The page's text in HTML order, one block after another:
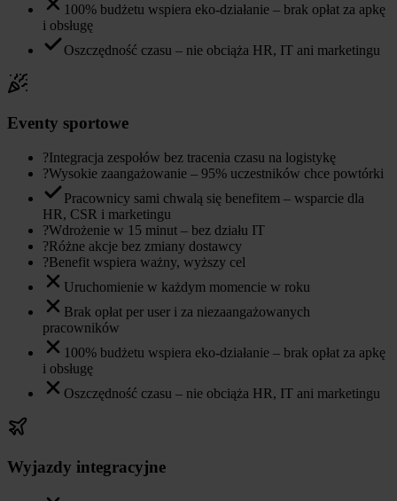
100% budżetu wspiera eko-działanie – brak opłat za apkę
i obsługę
Oszczędność czasu – nie obciąża HR, IT ani marketingu
Eventy sportowe
?Integracja zespołów bez tracenia czasu na logistykę
?Wysokie zaangażowanie – 95% uczestników chce powtórki
Pracownicy sami chwalą się benefitem – wsparcie dla
HR, CSR i marketingu
?Wdrożenie w 15 minut – bez działu IT
?Różne akcje bez zmiany dostawcy
?Benefit wspiera ważny, wyższy cel
Uruchomienie w każdym momencie w roku
Brak opłat per user i za niezaangażowanych
pracowników
100% budżetu wspiera eko-działanie – brak opłat za apkę
i obsługę
Oszczędność czasu – nie obciąża HR, IT ani marketingu
Wyjazdy integracyjne